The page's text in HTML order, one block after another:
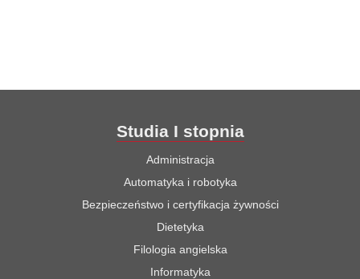
Studia I stopnia
Administracja
Automatyka i robotyka
Bezpieczeństwo i certyfikacja żywności
Dietetyka
Filologia angielska
Informatyka